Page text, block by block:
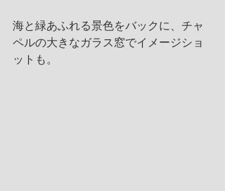
海と緑あふれる景色をバックに、チャ
ペルの大きなガラス窓でイメージショ
ットも。